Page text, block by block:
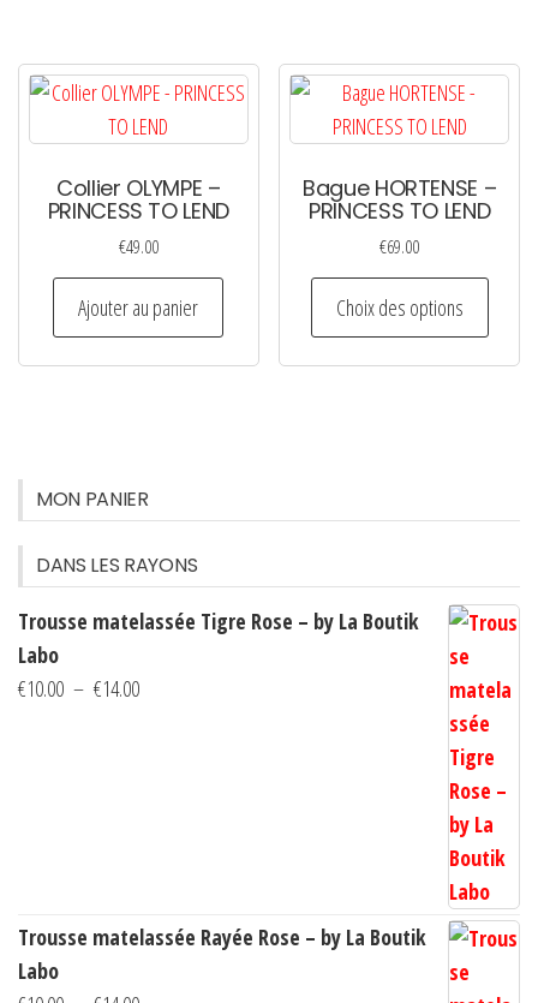
Les
choisies
Collier OLYMPE –
PRINCESS TO LEND
€49.00
Ajouter au panier
Bague HORTENSE –
PRINCESS TO LEND
€69.00
Choix des options
Ce
sur
page
du
produit
MON PANIER
DANS LES RAYONS
Trousse matelassée Tigre Rose – by La Boutik
Labo
€10.00 – €14.00Plage
Trousse matelassée Rayée Rose – by La Boutik
Labo